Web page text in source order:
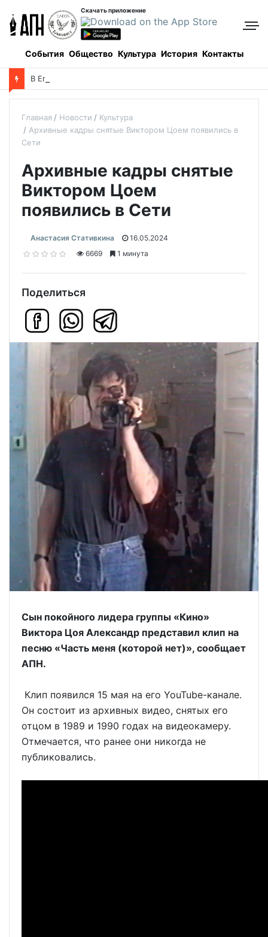
Скачать приложение
События Общество Культура История Контакты
В Египте казнили убийцу коптского священника
Главная Новости
Культура
Архивные кадры снятые Виктором Цоем появились в
Сети
Архивные кадры снятые
Виктором Цоем
появились в Сети
Анастасия Стативкина
16.05.2024
6669
1 минута
Поделиться
Сын покойного лидера группы «Кино»
Виктора Цоя Александр представил клип на
песню «Часть меня (которой нет)», сообщает
АПН.
Клип появился 15 мая на его YouTube-канале.
Он состоит из архивных видео, снятых его
отцом в 1989 и 1990 годах на видеокамеру.
Отмечается, что ранее они никогда не
публиковались.